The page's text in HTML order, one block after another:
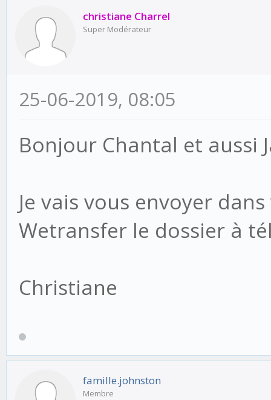
christiane Charrel
Super Modérateur
25-06-2019, 08:05
Bonjour Chantal et aussi
Je vais vous envoyer
Wetransfer le dossier à
Christiane
famille.johnston
Membre